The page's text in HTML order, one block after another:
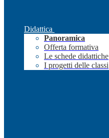
Didattica
Panoramica
Offerta formativa
Le schede didattiche
I progetti delle classi